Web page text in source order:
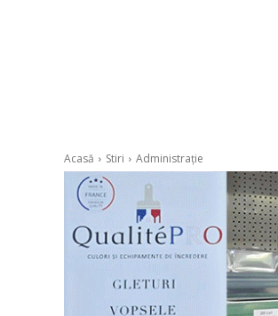
Acasă Stiri Administrație